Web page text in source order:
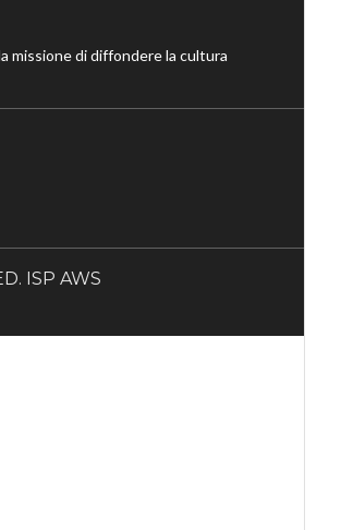
missione di diffondere la cultura
ISP AWS